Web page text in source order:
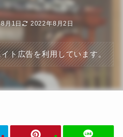
月1日 2022年8月2日
ト広告を利用しています。